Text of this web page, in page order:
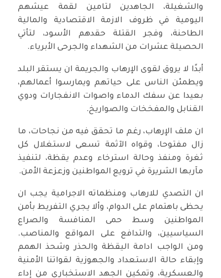
والشغيلة، الجاهدين لتامين لقمة عيشهم
اليومية في ظروف الازمة الاقتصادية والمالية
الطاحنة، وفجر القتلة حقدهم الأسود، لتأتي
الحصيلة عشرات من الشهداء والجرحى الأبرياء.
أبدًا لا يروق لقوى الإرهاب والجريمة ان يستقر البلد
ويطمئن الناس على حياتهم ويمارسوا أعمالهم،
بعيدا عن سفك الدماء واصوات الانفجارات ودوي
القنابل والمفخخات والصواريخ.
ان ملف الإرهاب، رغم ما تحقق فيه من نجاحات، ما
زال مفتوحا، وقواه الآثمة تسعى لاستغلال كل
ثغرة ومنفذ وحالة استرخاء وعدم يقظة، لتنفيذ
مآربها الشريرة في ترويع المواطنين وزعزعة الأمن.
ان التصدي للارهاب ومنظماته الاجرامية يجب ان
يحظى باهتمام على الدوام، وألا يجري التفريط بأمن
المواطنين وسط حمى المنافسة والصراع
السياسيين، والتدافع على المواقع والمناصب.
ومن الواجب ادامة اليقظة والحذر وشحذ الهمم
وإبقاء حالة الاستعداد والجهوزية لقواتنا الأمنية
والعسكرية، وتمكين الجهد الاستخباري من إداء